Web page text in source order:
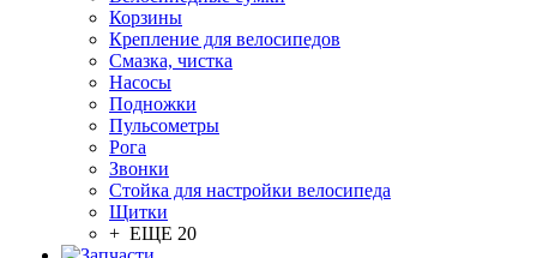
Корзины
Крепление для велосипедов
Смазка, чистка
Насосы
Подножки
Пульсометры
Рога
Звонки
Стойка для настройки велосипеда
Щитки
+ ЕЩЕ 20